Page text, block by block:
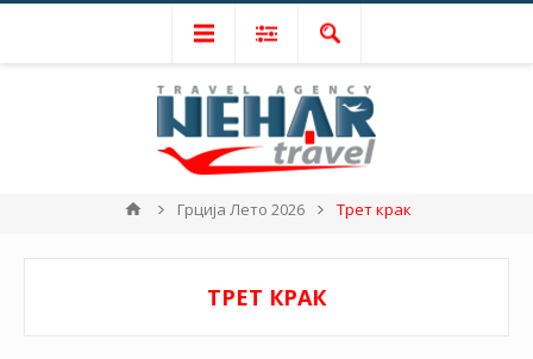
Грција Лето 2026 Трет крак
ТРЕТ КРАК